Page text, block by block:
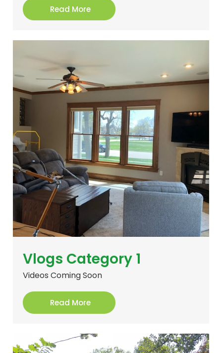
Read More
Vlogs Category 1
Videos Coming Soon
Read More